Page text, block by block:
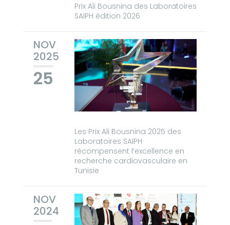
Prix Ali Bousnina des Laboratoires
SAIPH édition 2026
NOV
2025
25
Les Prix Ali Bousnina 2025 des
Laboratoires SAIPH
récompensent l’excellence en
recherche cardiovasculaire en
Tunisie
NOV
2024